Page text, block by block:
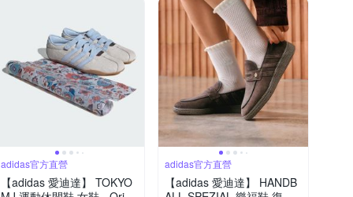
adidas官方直營
【adidas 愛迪達】 TOKYO
adidas官方直營
【adidas 愛迪達】 HANDB